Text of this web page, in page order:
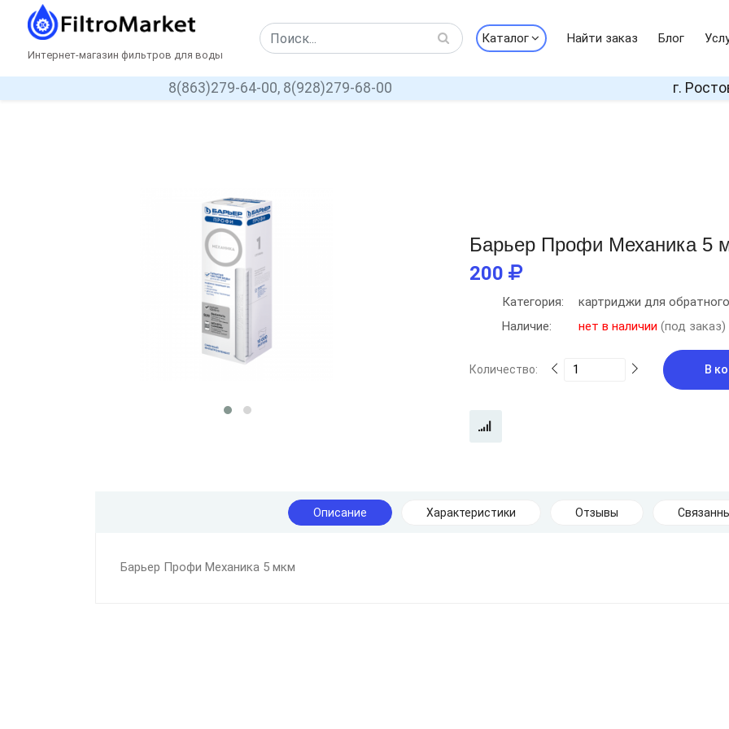
Интернет-магазин фильтров для воды
Каталог Найти заказ Блог
8(863)279-64-00, 8(928)279-68-00 г.
Барьер Профи Механика 5
200
Категория:
картриджи для
Наличие:
нет в наличии (под заказ)
Количество: В
Описание Характеристики Отзывы
Барьер Профи Механика 5 мкм